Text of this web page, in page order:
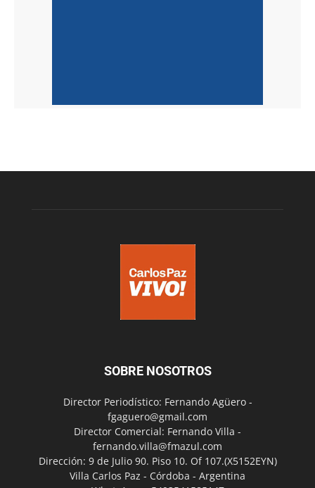
SOBRE NOSOTROS
Director Periodístico: Fernando Agüero -
fgaguero@gmail.com
Director Comercial: Fernando Villa -
fernando.villa@fmazul.com
Dirección: 9 de Julio 90. Piso 10. Of 107.(X5152EYN)
Villa Carlos Paz - Córdoba - Argentina